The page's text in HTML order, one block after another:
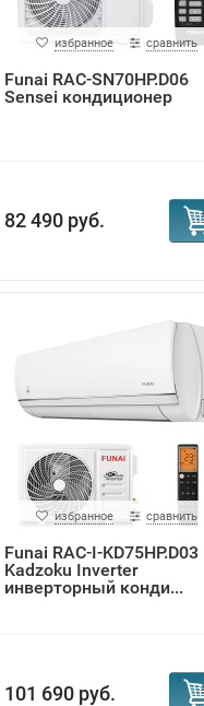
избранное сравнить
Funai RAC-SN70HP.D06
Sensei кондиционер
82 490 руб.
избранное сравнить
Funai RAC-I-KD75HP.D03
Kadzoku Inverter
инверторный конди...
101 690 руб.